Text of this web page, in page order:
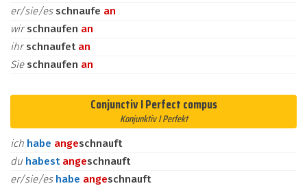
er/sie/es schnaufe an
wirschnaufen an
ihrschnaufet an
Sie schnaufen an
Conjunctiv I Perfect compus
Konjunktiv I Perfekt
ich habe angeschnauft
du habest angeschnauft
er/sie/es habe angeschnauft